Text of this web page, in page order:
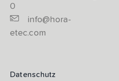
0
info@hora-
etec.com
Datenschutz